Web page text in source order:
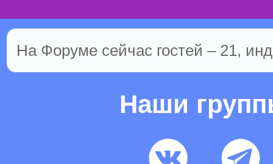
На Форуме сейчас гостей – 21,
Наши